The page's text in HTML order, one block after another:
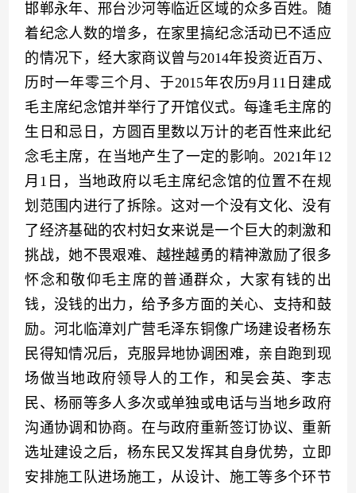
邯郸永年、邢台沙河等临近区域的众多百姓。随
着纪念人数的增多，在家里搞纪念活动已不适应
的情况下，经大家商议曾与2014年投资近百万、
历时一年零三个月、于2015年农历9月11日建成
毛主席纪念馆并举行了开馆仪式。每逢毛主席的
生日和忌日，方圆百里数以万计的老百性来此纪
念毛主席，在当地产生了一定的影响。2021年12
月1日，当地政府以毛主席纪念馆的位置不在规
划范围内进行了拆除。这对一个没有文化、没有
了经济基础的农村妇女来说是一个巨大的刺激和
挑战，她不畏艰难、越挫越勇的精神激励了很多
怀念和敬仰毛主席的普通群众，大家有钱的出
钱，没钱的出力，给予多方面的关心、支持和鼓
励。河北临漳刘广营毛泽东铜像广场建设者杨东
民得知情况后，克服异地协调困难，亲自跑到现
场做当地政府领导人的工作，和吴会英、李志
民、杨丽等多人多次或单独或电话与当地乡政府
沟通协调和协商。在与政府重新签订协议、重新
选址建设之后，杨东民又发挥其自身优势，立即
安排施工队进场施工，从设计、施工等多个环节